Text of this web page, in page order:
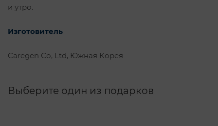
и утро.
Изготовитель
Caregen Со, Ltd, Южная Корея
Выберите один из подарков